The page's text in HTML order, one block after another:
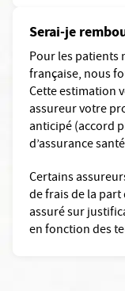
Serai-je
Pour les patients
française, nous
Cette estimation
assureur votre
anticipé (accord
d’assurance
Certains
de frais de la
assuré sur
en fonction des